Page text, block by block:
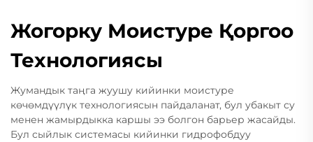
Жогорку Моистуре Қоргоо
Технологиясы
Жумандык таңга жуушу кийинки моистуре
көчөмдүүлүк технологиясын пайдаланат, бул убакыт су
менен жамырдыкка каршы ээ болгон барьер жасайды.
Бул сыйлык системасы кийинки гидрофобдуу